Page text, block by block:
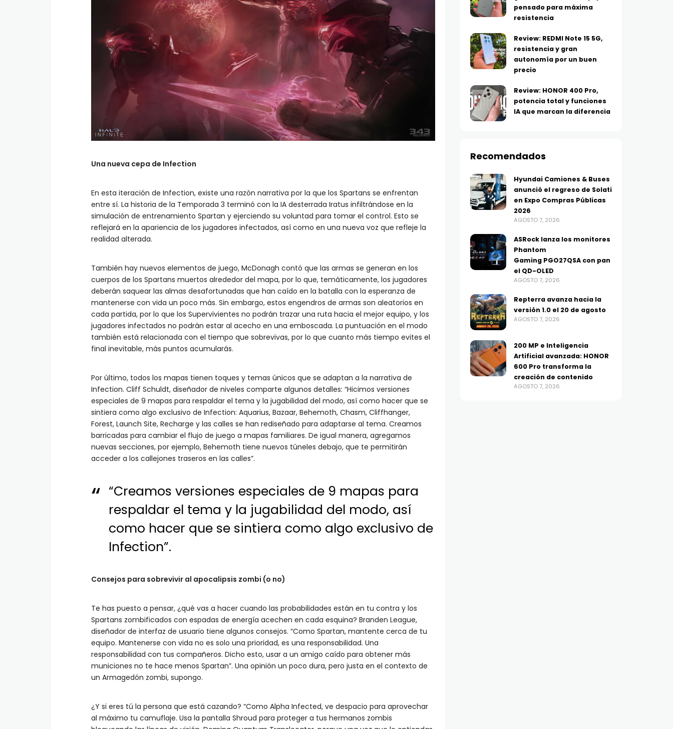
Una nueva cepa de Infection
En esta iteración de Infection, existe una razón narrativa por la que los Spartans se enfrentan
entre sí. La historia de la Temporada 3 terminó con la IA desterrada Iratus infiltrándose en la
simulación de entrenamiento Spartan y ejerciendo su voluntad para tomar el control. Esto se
reflejará en la apariencia de los jugadores infectados, así como en una nueva voz que refleje la
realidad alterada.
También hay nuevos elementos de juego, McDonagh contó que las armas se generan en los
cuerpos de los Spartans muertos alrededor del mapa, por lo que, temáticamente, los jugadores
deberán saquear las almas desafortunadas que han caído en la batalla con la esperanza de
mantenerse con vida un poco más. Sin embargo, estos engendros de armas son aleatorios en
cada partida, por lo que los Supervivientes no podrán trazar una ruta hacia el mejor equipo, y los
jugadores infectados no podrán estar al acecho en una emboscada. La puntuación en el modo
también está relacionada con el tiempo que sobrevivas, por lo que cuanto más tiempo evites el
final inevitable, más puntos acumularás.
Por último, todos los mapas tienen toques y temas únicos que se adaptan a la narrativa de
Infection. Cliff Schuldt, diseñador de niveles comparte algunos detalles: “Hicimos versiones
especiales de 9 mapas para respaldar el tema y la jugabilidad del modo, así como hacer que se
sintiera como algo exclusivo de Infection: Aquarius, Bazaar, Behemoth, Chasm, Cliffhanger,
Forest, Launch Site, Recharge y las calles se han rediseñado para adaptarse al tema. Creamos
barricadas para cambiar el flujo de juego a mapas familiares. De igual manera, agregamos
nuevas secciones, por ejemplo, Behemoth tiene nuevos túneles debajo, que te permitirán
acceder a los callejones traseros en las calles”.
“Creamos versiones especiales de 9 mapas para
respaldar el tema y la jugabilidad del modo, así
como hacer que se sintiera como algo exclusivo de
Infection”.
Consejos para sobrevivir al apocalipsis zombi (o no)
Te has puesto a pensar, ¿qué vas a hacer cuando las probabilidades están en tu contra y los
Spartans zombificados con espadas de energía acechen en cada esquina? Branden League,
diseñador de interfaz de usuario tiene algunos consejos. “Como Spartan, mantente cerca de tu
equipo. Mantenerse con vida no es solo una prioridad, es una responsabilidad. Una
responsabilidad con tus compañeros. Dicho esto, usar a un amigo caído para obtener más
municiones no te hace menos Spartan”. Una opinión un poco dura, pero justa en el contexto de
un Armagedón zombi, supongo.
¿Y si eres tú la persona que está cazando? “Como Alpha Infected, ve despacio para aprovechar
al máximo tu camuflaje. Usa la pantalla Shroud para proteger a tus hermanos zombis
pensado para máxima
resistencia
Review: REDMI Note 15 5G,
resistencia y gran
autonomía por un buen
precio
Review: HONOR 400 Pro,
potencia total y funciones
IA que marcan la diferencia
Recomendados
Hyundai Camiones & Buses
anunció el regreso de Solati
en Expo Compras Públicas
2026
AGOSTO 7, 2026
ASRock lanza los monitores
Phantom
Gaming PGO27QSA con pan
el QD-OLED
AGOSTO 7, 2026
Repterra avanza hacia la
versión 1.0 el 20 de agosto
AGOSTO 7, 2026
200 MP e Inteligencia
Artificial avanzada: HONOR
600 Pro transforma la
creación de contenido
AGOSTO 7, 2026